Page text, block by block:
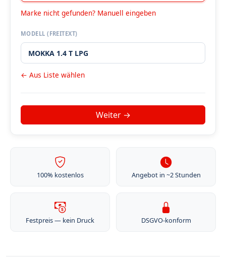
Marke nicht gefunden? Manuell eingeben
MODELL (FREITEXT)
← Aus Liste wählen
100% kostenlos Angebot in ~2 Stunden
Festpreis — kein Druck DSGVO-konform